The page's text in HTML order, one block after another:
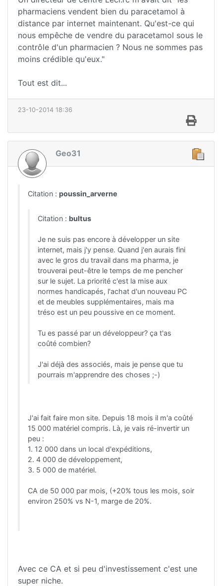
pharmaciens vendent bien du paracetamol à
distance par internet maintenant. Qu'est-ce qui
nous empêche de vendre du paracetamol sous le
contrôle d'un pharmacien ? Nous ne sommes pas
moins crédible qu'eux."
Tout est dit...
23-10-2014 18:36
Geo31
Citation : poussin_arverne
Citation : bultus
Je ne suis pas encore à développer un site
internet, mais j'y pense. Quand j'en aurais fini
avec le gros du travail dans ma pharma, je
trouverai peut-être le temps de me pencher
sur le sujet. La priorité c'est la mise aux
normes handicapés, l'achat d'un nouveau PC
et de meubles supplémentaires, mais ma
tréso est un peu poussive en ce moment.
Tu es passé par un développeur? ça t'as
coûté combien?
J'ai déjà des associés, mais je pense que tu
pourrais m'apprendre des choses ;-)
J'ai fait faire mon site. Depuis 18 mois il m'a coûté
15 000 matériel compris. Là, je vais ré-invertir un
peu :
1. 12 000 dans un local d'expéditions,
2. 4 000 de développement,
3. 5 000 de matériel.
CA de 50 000 par mois, (+20% tous les mois, soir
environ 250% vs N-1, marge de 20%.
Avec ce CA et si peu d'investissement c'est une
super niche.